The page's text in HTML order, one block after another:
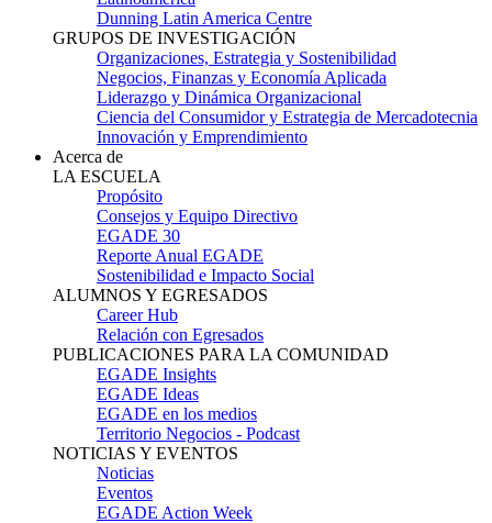
Dunning Latin America Centre
GRUPOS DE INVESTIGACIÓN
Organizaciones, Estrategia y Sostenibilidad
Negocios, Finanzas y Economía Aplicada
Liderazgo y Dinámica Organizacional
Ciencia del Consumidor y Estrategia de Mercadotecnia
Innovación y Emprendimiento
Acerca de
LA ESCUELA
Propósito
Consejos y Equipo Directivo
EGADE 30
Reporte Anual EGADE
Sostenibilidad e Impacto Social
ALUMNOS Y EGRESADOS
Career Hub
Relación con Egresados
PUBLICACIONES PARA LA COMUNIDAD
EGADE Insights
EGADE Ideas
EGADE en los medios
Territorio Negocios - Podcast
NOTICIAS Y EVENTOS
Noticias
Eventos
EGADE Action Week